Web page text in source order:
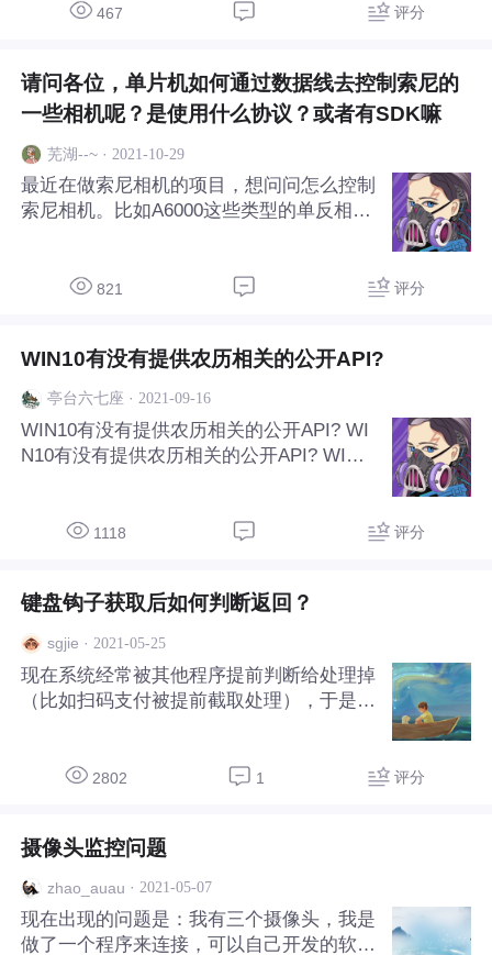
467 评分
请问各位，单片机如何通过数据线去控制索尼的
一些相机呢？是使用什么协议？或者有SDK嘛
芜湖--~· 2021-10-29
最近在做索尼相机的项目，想问问怎么控制
索尼相机。比如A6000这些类型的单反相
821 评分
WIN10有没有提供农历相关的公开API?
亭台六七座 · 2021-09-16
WIN10有没有提供农历相关的公开API? WI
N10有没有提供农历相关的公开API? WIN1
1118 评分
键盘钩子获取后如何判断返回？
sgjie · 2021-05-25
现在系统经常被其他程序提前判断给处理掉
（比如扫码支付被提前截取处理），于是想
M; LLParam: LPARAM): LRESULT;//调用键
ame: array[0..100] of char; Kbs: TKeyboar
dState
2802 1 评分
摄像头监控问题
zhao_auau · 2021-05-07
现在出现的问题是：我有三个摄像头，我是
做了一个程序来连接，可以自己开发的软件